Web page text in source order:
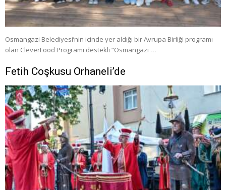
Osmangazi Belediyesi’nin içinde yer aldığı bir Avrupa Birliği programı
olan CleverFood Programı destekli “Osmangazi …
Fetih Coşkusu Orhaneli’de